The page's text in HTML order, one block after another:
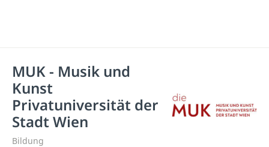
MUK - Musik und
Kunst
Privatuniversität der
Stadt Wien
Bildung